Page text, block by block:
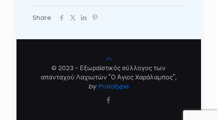
Share
© 2023 - Εξωραϊστικός σύλλογος των
απανταχού Λαχιωτών "Ο Άγιος Χαράλαμπος",
byPrototype